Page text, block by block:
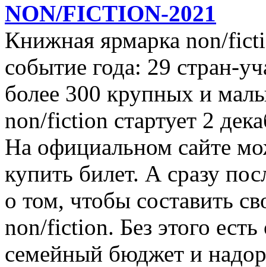
NON/FICTION-2021
Книжная ярмарка non/
событие года: 29 стран-
более 300 крупных и
non/fiction стартует 2
На официальном сайте
купить билет. А сразу
о том, чтобы составить
non/fiction. Без этого есть
семейный бюджет и